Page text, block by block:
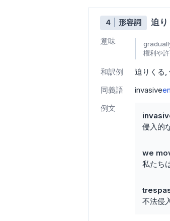
4 形容詞 迫り
意味
権利や
和訳例 迫りくる
同義語
invasive
例文
侵入的
we
私たち
不法侵